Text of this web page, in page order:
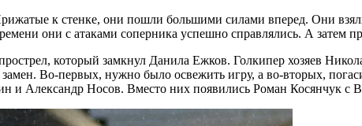
к стенке, они пошли большими силами вперед. Они
они с атаками соперника успешно справлялись. А затем
который замкнул Данила Ежков. Голкипер хозяев
Во-первых, нужно было освежить игру, а во-вторых,
и Александр Носов. Вместо них появились Роман Косянчук